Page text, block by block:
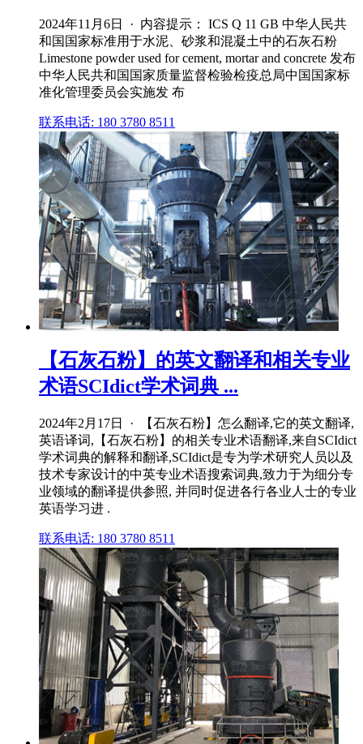
2024年11月6日 · 内容提示： ICS Q 11 GB 中华人民共
和国国家标准用于水泥、砂浆和混凝土中的石灰石粉
Limestone powder used for cement, mortar and concrete 发布
中华人民共和国国家质量监督检验检疫总局中国国家标
准化管理委员会实施发 布
联系电话: 180 3780 8511
【石灰石粉】的英文翻译和相关专业
术语SCIdict学术词典 ...
2024年2月17日 · 【石灰石粉】怎么翻译,它的英文翻译,
英语译词,【石灰石粉】的相关专业术语翻译,来自SCIdict
学术词典的解释和翻译,SCIdict是专为学术研究人员以及
技术专家设计的中英专业术语搜索词典,致力于为细分专
业领域的翻译提供参照, 并同时促进各行各业人士的专业
英语学习进 .
联系电话: 180 3780 8511